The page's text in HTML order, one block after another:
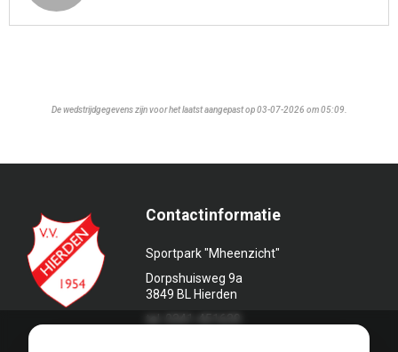
De wedstrijdgegevens zijn voor het laatst aangepast op 03-07-2026 om 05:09.
Contactinformatie
Sportpark "Mheenzicht"
Dorpshuisweg 9a
3849 BL Hierden